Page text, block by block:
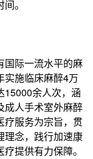
。
国际一流水平的麻
实施临床麻醉4万
15000余人次，涵
成人手术室外麻醉
疗服务为宗旨，贯
理念，践行加速康
提供有力保障。